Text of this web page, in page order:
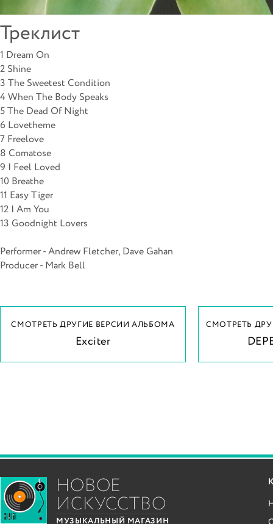
Треклист
1 Dream On
2 Shine
3 The Sweetest Condition
4 When The Body Speaks
5 The Dead Of Night
6 Lovetheme
7 Freelove
8 Comatose
9 I Feel Loved
10 Breathe
11 Easy Tiger
12 I Am You
13 Goodnight Lovers
Performer - Andrew Fletcher, Dave Gahan
Producer - Mark Bell
СМОТРЕТЬ ДРУГИЕ ВЕРСИИ АЛЬБОМА
Exciter
СМОТРЕТЬ
НОВОЕ
ИСКУССТВО
МУЗЫКАЛЬНЫЙ МАГАЗИН